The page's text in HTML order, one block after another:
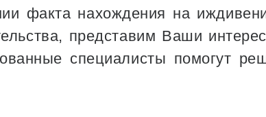
факта нахождения на
представим Ваши
специалисты помогут